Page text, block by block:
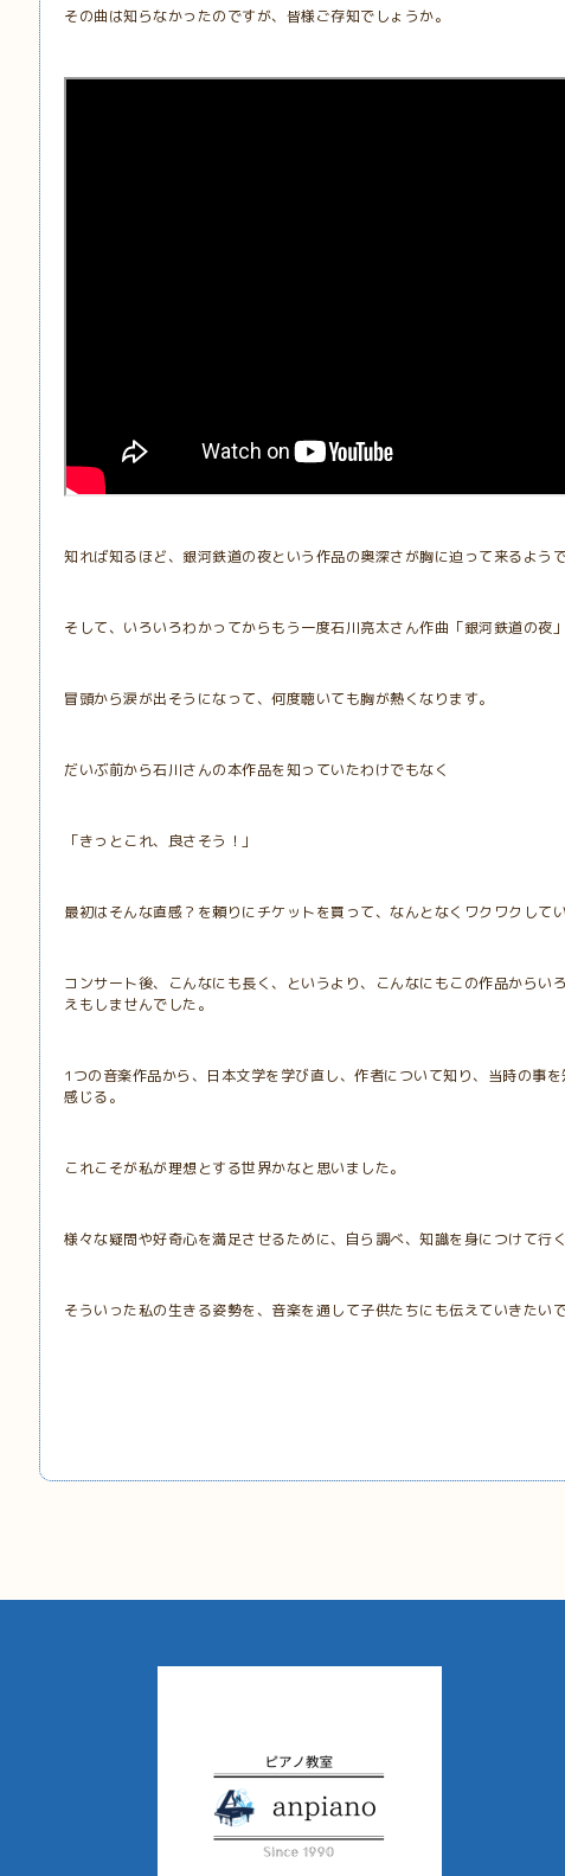
その曲は知らなかったのですが、皆様ご存知でしょうか。
知れば知るほど、銀河鉄道の夜という作品の奥深さが胸に迫って来るよう
そして、いろいろわかってからもう一度石川亮太さん作曲「銀河鉄道の夜
冒頭から涙が出そうになって、何度聴いても胸が熱くなります。
だいぶ前から石川さんの本作品を知っていたわけでもなく
「きっとこれ、良さそう！」
最初はそんな直感？を頼りにチケットを買って、なんとなくワクワクして
コンサート後、こんなにも長く、というより、こんなにもこの作品からい
えもしませんでした。
1つの音楽作品から、日本文学を学び直し、作者について知り、当時の事
感じる。
これこそが私が理想とする世界かなと思いました。
様々な疑問や好奇心を満足させるために、自ら調べ、知識を身につけて行
そういった私の生きる姿勢を、音楽を通して子供たちにも伝えていきたい